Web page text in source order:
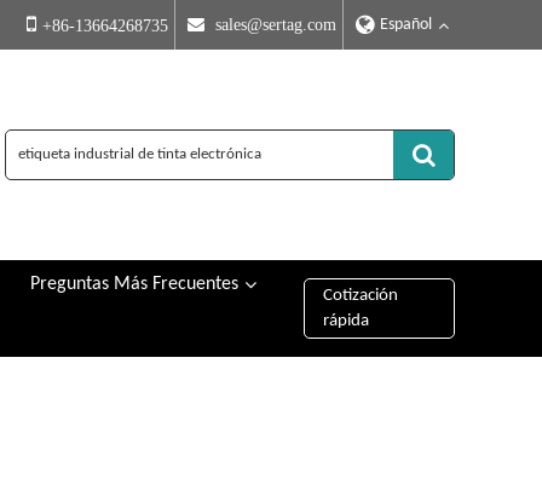
Español
+86-13664268735 sales@sertag.com
Preguntas Más Frecuentes
Cotización
rápida